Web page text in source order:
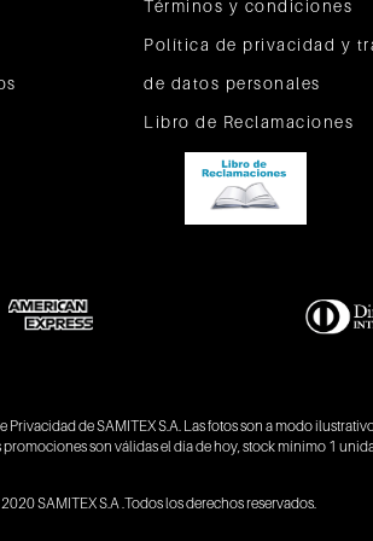
Términos y condiciones
Política de privacidad y
de datos personales
Libro de Reclamaciones
Privacidadde SAMITEX S.A. Las fotos son a modo
son válidas el día de hoy, stock mínimo 1
SAMITEX S.A .Todos los derechos reservados.